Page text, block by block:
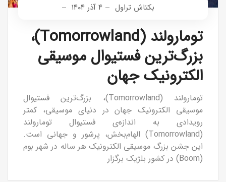
بکتاش تراول ۴ آذر ۱۴۰۴
تومارولند (Tomorrowland)،
بزرگ‌ترین فستیوال موسیقی
الکترونیک جهان
تومارولند (Tomorrowland)، بزرگ‌ترین فستیوال
موسیقی الکترونیک جهان در دنیای موسیقی، کمتر
رویدادی به اندازه‌ی فستیوال تومارولند
(Tomorrowland) الهام‌بخش، پرشور و جهانی است.
این جشن بزرگ موسیقی الکترونیک هر ساله در شهر بوم
(Boom) در کشور بلژیک برگزار